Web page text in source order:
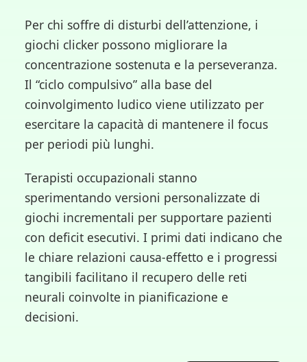
Per chi soffre di disturbi dell’attenzione, i
giochi clicker possono migliorare la
concentrazione sostenuta e la perseveranza.
Il “ciclo compulsivo” alla base del
coinvolgimento ludico viene utilizzato per
esercitare la capacità di mantenere il focus
per periodi più lunghi.
Terapisti occupazionali stanno
sperimentando versioni personalizzate di
giochi incrementali per supportare pazienti
con deficit esecutivi. I primi dati indicano che
le chiare relazioni causa-effetto e i progressi
tangibili facilitano il recupero delle reti
neurali coinvolte in pianificazione e
decisioni.